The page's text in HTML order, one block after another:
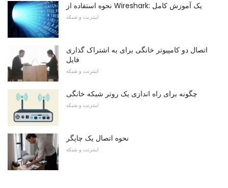
نحوه استفاده از Wireshark: یک آموزش کامل
اینترنت و شبکه
اتصال دو کامپیوتر خانگی برای به اشتراک گذاری
فایل
اینترنت و شبکه
چگونه برای راه اندازی یک روتر شبکه خانگی
اینترنت و شبکه
نحوه اتصال یک چاپگر
اینترنت و شبکه